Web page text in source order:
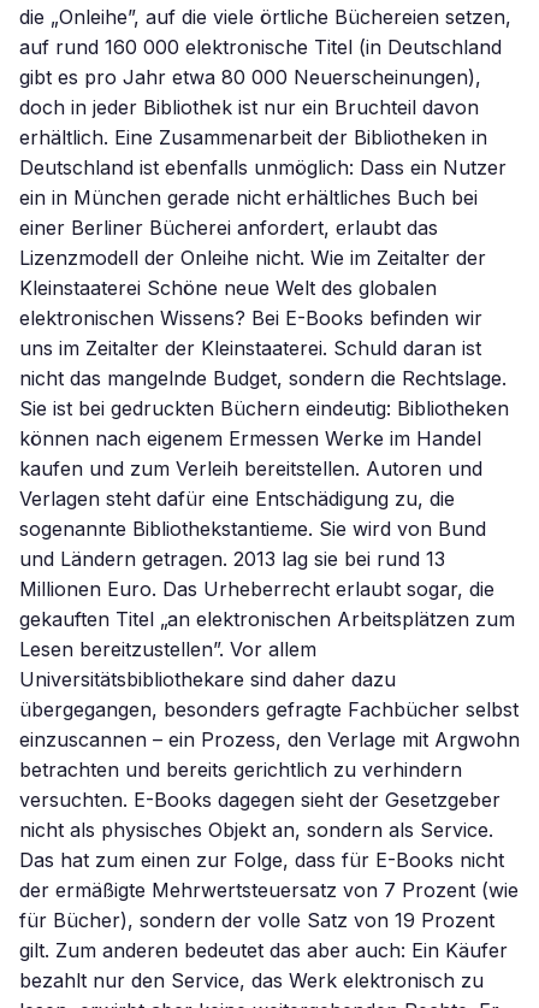
die „Onleihe”, auf die viele örtliche Büchereien setzen,
auf rund 160 000 elektronische Titel (in Deutschland
gibt es pro Jahr etwa 80 000 Neuerscheinungen),
doch in jeder Bibliothek ist nur ein Bruchteil davon
erhältlich. Eine Zusammenarbeit der Bibliotheken in
Deutschland ist ebenfalls unmöglich: Dass ein Nutzer
ein in München gerade nicht erhältliches Buch bei
einer Berliner Bücherei anfordert, erlaubt das
Lizenzmodell der Onleihe nicht. Wie im Zeitalter der
Kleinstaaterei Schöne neue Welt des globalen
elektronischen Wissens? Bei E-Books befinden wir
uns im Zeitalter der Kleinstaaterei. Schuld daran ist
nicht das mangelnde Budget, sondern die Rechtslage.
Sie ist bei gedruckten Büchern eindeutig: Bibliotheken
können nach eigenem Ermessen Werke im Handel
kaufen und zum Verleih bereitstellen. Autoren und
Verlagen steht dafür eine Entschädigung zu, die
sogenannte Bibliothekstantieme. Sie wird von Bund
und Ländern getragen. 2013 lag sie bei rund 13
Millionen Euro. Das Urheberrecht erlaubt sogar, die
gekauften Titel „an elektronischen Arbeitsplätzen zum
Lesen bereitzustellen”. Vor allem
Universitätsbibliothekare sind daher dazu
übergegangen, besonders gefragte Fachbücher selbst
einzuscannen – ein Prozess, den Verlage mit Argwohn
betrachten und bereits gerichtlich zu verhindern
versuchten. E-Books dagegen sieht der Gesetzgeber
nicht als physisches Objekt an, sondern als Service.
Das hat zum einen zur Folge, dass für E-Books nicht
der ermäßigte Mehrwertsteuersatz von 7 Prozent (wie
für Bücher), sondern der volle Satz von 19 Prozent
gilt. Zum anderen bedeutet das aber auch: Ein Käufer
bezahlt nur den Service, das Werk elektronisch zu